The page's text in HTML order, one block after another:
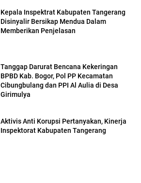
Kepala Inspektrat Kabupaten Tangerang
Disinyalir Bersikap Mendua Dalam
Memberikan Penjelasan
Tanggap Darurat Bencana Kekeringan
BPBD Kab. Bogor, Pol PP Kecamatan
Cibungbulang dan PPI Al Aulia di Desa
Girimulya
Aktivis Anti Korupsi Pertanyakan, Kinerja
Inspektorat Kabupaten Tangerang